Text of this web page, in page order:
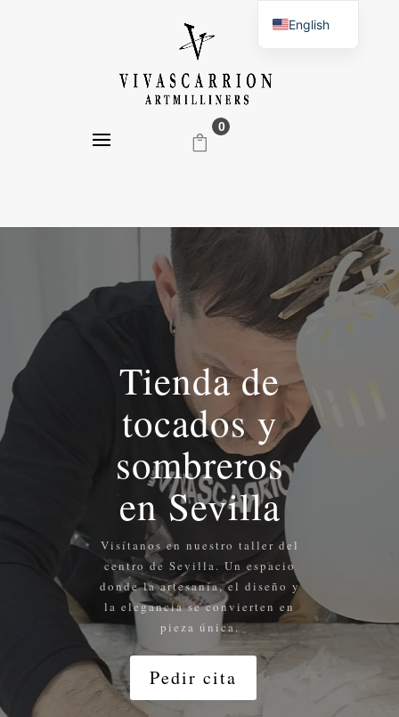
0
Tienda de
tocados y
sombreros
en Sevilla
Visítanos en nuestro taller del
centro de Sevilla. Un espacio
donde la artesanía, el diseño y
la elegancia se convierten en
pieza única.
Pedir cita
English